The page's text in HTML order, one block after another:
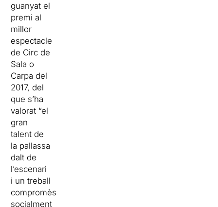
guanyat el
premi al
millor
espectacle
de Circ de
Sala o
Carpa del
2017, del
que s’ha
valorat “el
gran
talent de
la pallassa
dalt de
l’escenari
i un treball
compromès
socialment